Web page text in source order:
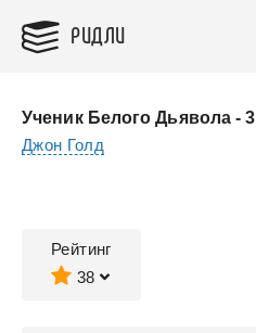
РИДЛИ
Ученик Белого Дьявола - 3
Джон Голд
Рейтинг
38